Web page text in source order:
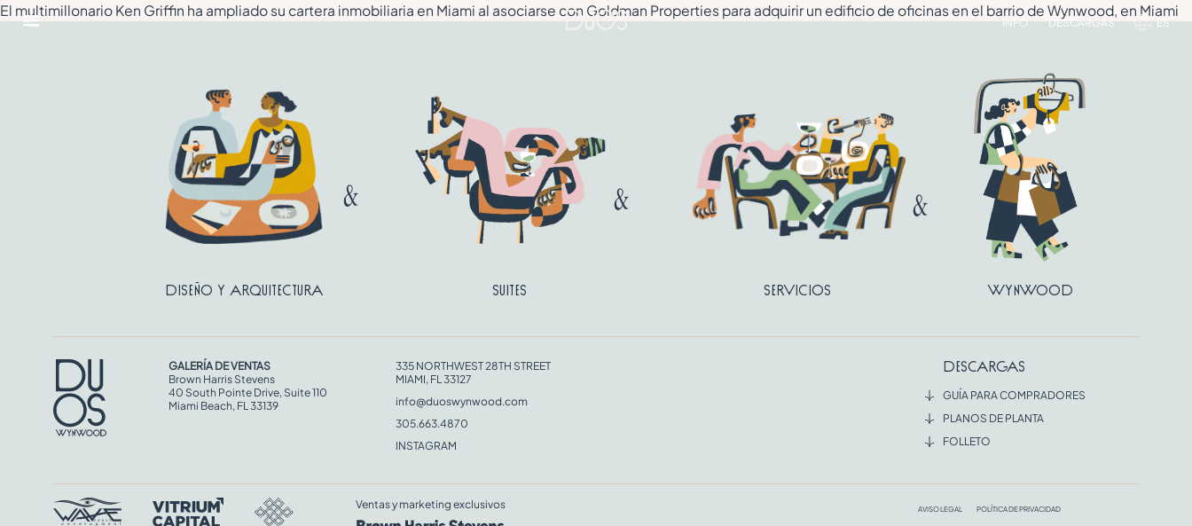
Ir
Abrir
INFO DESCARGAS ES
El multimillonario Ken Griffin ha ampliado su cartera inmobiliaria en Miami al asociarse con Goldman Properties para adquirir un edificio de oficinas en el barrio de Wynwood, en Miami
Diseño y arquitectura Suites Servicios Wynwood
GALERÍA DE VENTAS
Brown Harris Stevens
40 South Pointe Drive, Suite 110
Miami Beach, FL 33139
335 NORTHWEST 28TH STREET
MIAMI, FL 33127
info@duoswynwood.com
305.663.4870
INSTAGRAM
Descargas
GUÍA PARA COMPRADORES
PLANOS DE PLANTA
FOLLETO
Ventas y marketing exclusivos AVISO LEGAL POLÍTICA DE PRIVACIDAD